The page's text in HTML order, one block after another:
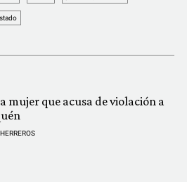
mujer que acusa de violación a